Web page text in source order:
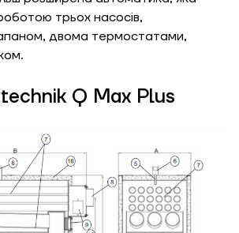
трьох насосів,
двома термостатами,
Q Max Plus
Замовити
дзвінок
Надіслати
Надіслати